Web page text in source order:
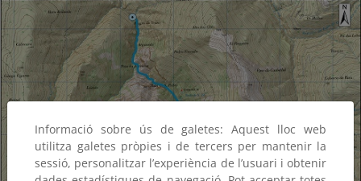
Informació sobre ús de galetes: Aquest lloc web
utilitza galetes pròpies i de tercers per mantenir la
sessió, personalitzar l’experiència de l’usuari i obtenir